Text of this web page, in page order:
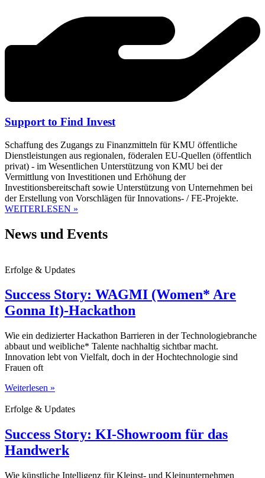
Support to Find Invest
Schaffung des Zugangs zu Finanzmitteln für KMU öffentliche
Dienstleistungen aus regionalen, föderalen EU-Quellen (öffentlich
privat) - im Wesentlichen Unterstützung von KMU bei der
Vermittlung von Investitionen und Erhöhung der
Investitionsbereitschaft sowie Unterstützung von Unternehmen bei
der Erstellung von Vorschlägen für Innovations- / FE-Projekte.
WEITERLESEN »
News und Events
Erfolge & Updates
Success Story: WAGMI (Women* Are
Gonna It)-Hackathon
Wie ein dedizierter Hackathon Barrieren in der Technologiebranche
abbaut und weibliche* Talente nachhaltig sichtbar macht.
Innovation lebt von Vielfalt, doch in der Hochtechnologie sind
Frauen oft
Weiterlesen »
Erfolge & Updates
Success Story: KI-Showroom für das
Handwerk
Wie künstliche Intelligenz für Kleinst- und Kleinunternehmen